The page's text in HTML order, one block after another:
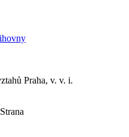
Praha, v. v. i.